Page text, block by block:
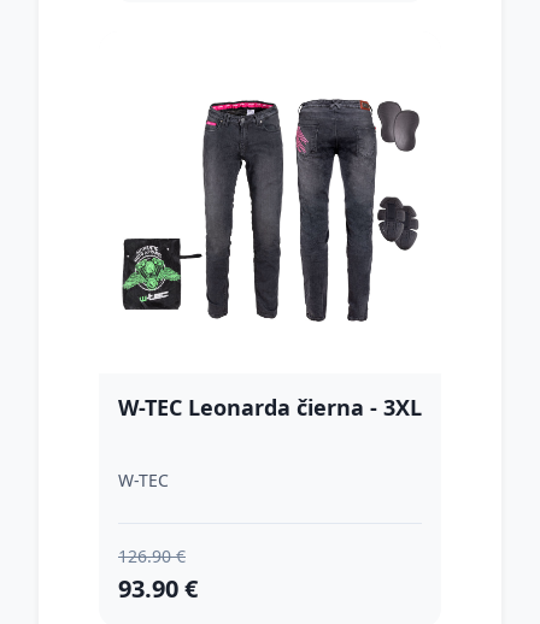
W-TEC Leonarda čierna - 3XL
W-TEC
126.90 €
93.90 €